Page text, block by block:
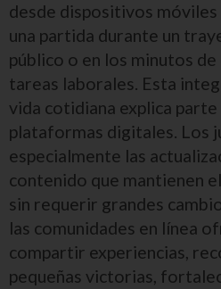
desde dispositivos
una partida durante un
público o en los minutos
tareas laborales. Esta
vida cotidiana explica
plataformas digitales. Los
especialmente las
contenido que mantienen
sin requerir grandes
las comunidades en línea
compartir experiencias,
pequeñas victorias,